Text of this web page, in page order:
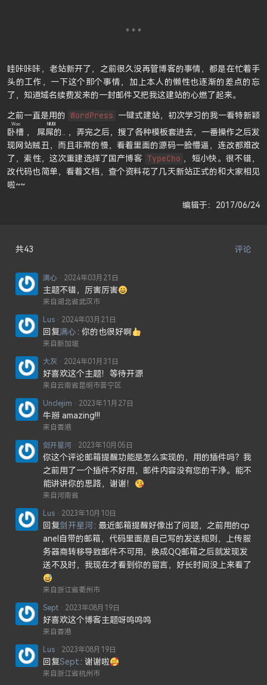
哇咔咔咔，老站新开了，之前很久没再管博客的事情，都是在忙着手
头的工作，一下这个那个事情，加上本人的懒性也逐渐的差点的忘
了，知道域名续费发来的一封邮件又把我这建站的心燃了起来。
之前一直是用的 WordPress 一键式建站，初次学习的我一看特新颖
卧槽
Woo
， 屌屌的..
NIUBI
，弄完之后，搜了各种模板套进去，一番操作之后发
现网站贼丑，而且非常的慢，看着里面的源码一脸懵逼，连改都难改
了，索性，这次重建选择了国产博客 TypeCho ，短小快。很不错，
改代码也简单，看着文档，查个资料花了几天新站正式的和大家相见
啦~~
编辑于：2017/06/24
共43 评论
满心 2024年03月21日
主题不错，厉害厉害
来自湖北省武汉市
Lus
2024年03月21日
回复满心 你的也很好啊
来自新加坡
大灰
2024年01月31日
好喜欢这个主题！等待开源
来自云南省昆明市晋宁区
Unclejim
2023年11月27日
牛掰 amazing!!!
来自香港
剑开星河
2023年10月05日
你这个评论邮箱提醒功能是怎么实现的，用的插件吗？我
之前用了一个插件不好用，邮件内容没有您的干净。能不
能讲讲你的思路，谢谢！
来自河南省
Lus
2023年10月10日
回复剑开星河 最近邮箱提醒好像出了问题，之前用的cp
anel自带的邮箱，代码里面是自己写的发送规则，上传服
务器商转移导致邮件不可用，换成QQ邮箱之后就发现发
送不及时，我现在才看到你的留言，好长时间没上来看了
来自浙江省衢州市
Sept
2023年08月19日
好喜欢这个博客主题呀呜呜呜
来自香港
Lus
2023年08月19日
回复Sept 谢谢啦
来自浙江省杭州市